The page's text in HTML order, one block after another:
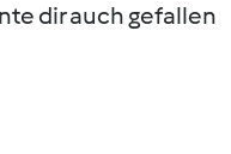
dir auch gefallen